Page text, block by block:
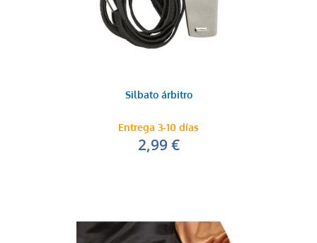
Silbato árbitro
Entrega 3-10 días
2,99 €